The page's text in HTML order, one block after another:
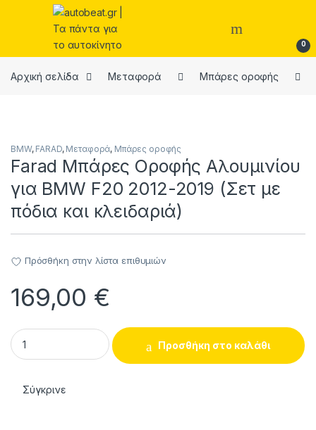
Skip to navigation
Skip to content
0
Αρχική σελίδα Μεταφορά Μπάρες οροφής
BMW, FARAD, Μεταφορά, Μπάρες οροφής
Farad Μπάρες Οροφής Αλουμινίου
για BMW F20 2012-2019 (Σετ με
πόδια και κλειδαριά)
Πρόσθήκη στην λίστα επιθυμιών
169,00 €
Farad Μπάρες Οροφής Αλουμινίου για BMW F20 2012-2019
Προσθήκη στο καλάθι
Σύγκρινε